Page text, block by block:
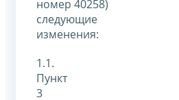
номер 40258)
следующие
изменения:
1.1.
Пункт
3